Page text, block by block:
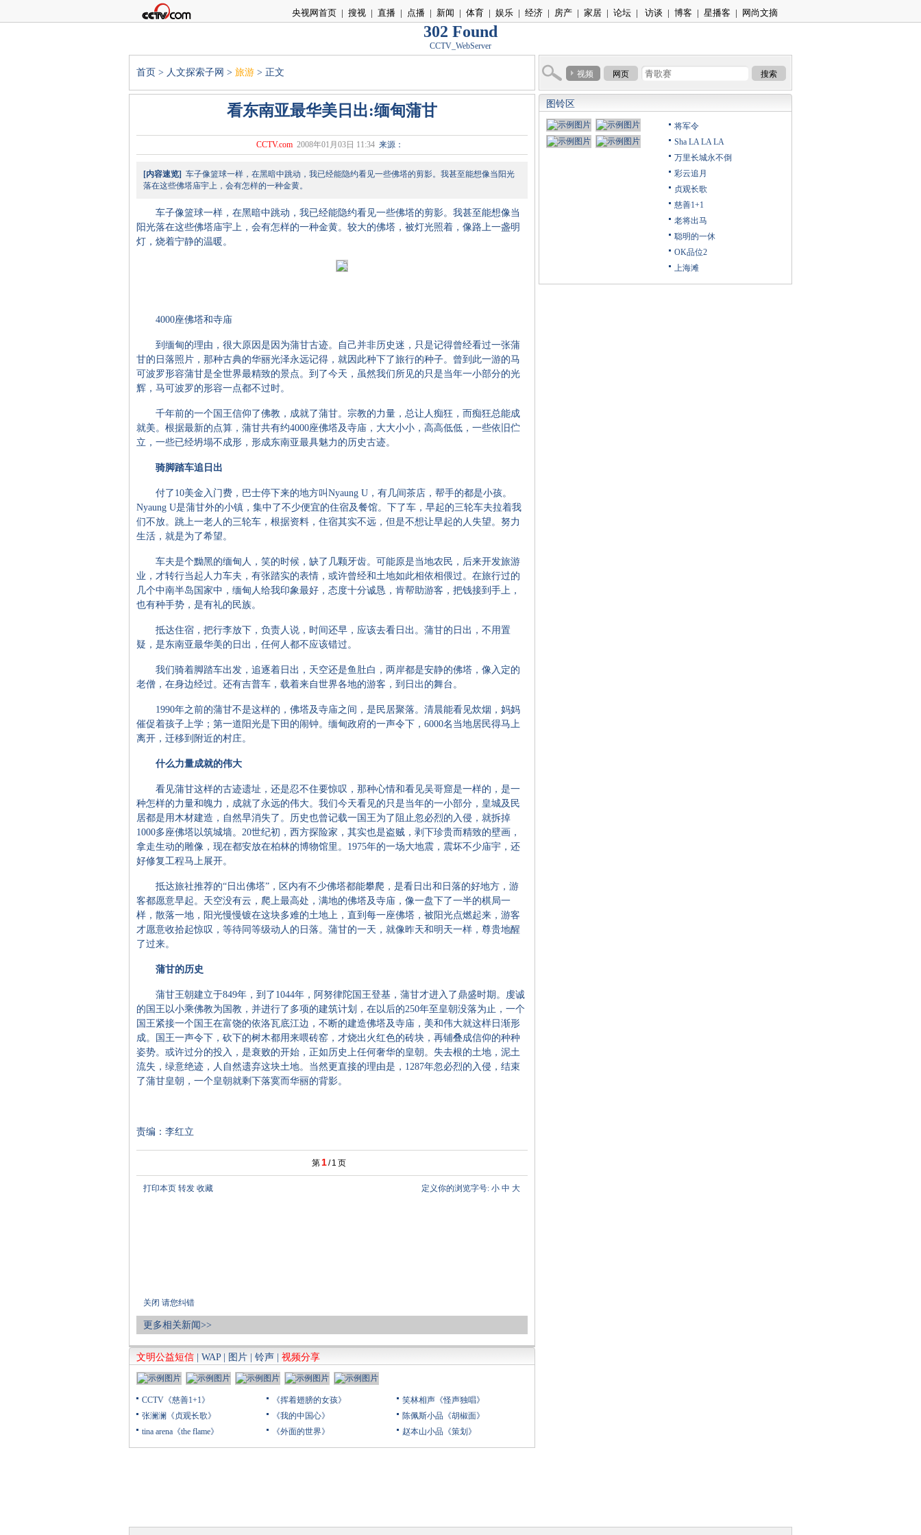
央视网首页 | 搜视 | 直播 | 点播 | 新闻 | 体育 | 娱乐 | 经济 | 房产 | 家居 | 论坛 | 访谈 | 博客 | 星播客 | 网尚文摘
302 Found
CCTV_WebServer
首页 > 人文探索子网 > 旅游 > 正文 视频 网页 搜索
看东南亚最华美日出:缅甸蒲甘
CCTV.com 2008年01月03日 11:34 来源：
[内容速览] 车子像篮球一样，在黑暗中跳动，我已经能隐约看见一些佛塔的剪影。我甚至能想像当阳光
落在这些佛塔庙宇上，会有怎样的一种金黄。
车子像篮球一样，在黑暗中跳动，我已经能隐约看见一些佛塔的剪影。我甚至能想像当
阳光落在这些佛塔庙宇上，会有怎样的一种金黄。较大的佛塔，被灯光照着，像路上一盏明
灯，烧着宁静的温暖。
4000座佛塔和寺庙
到缅甸的理由，很大原因是因为蒲甘古迹。自己并非历史迷，只是记得曾经看过一张蒲
甘的日落照片，那种古典的华丽光泽永远记得，就因此种下了旅行的种子。曾到此一游的马
可波罗形容蒲甘是全世界最精致的景点。到了今天，虽然我们所见的只是当年一小部分的光
辉，马可波罗的形容一点都不过时。
千年前的一个国王信仰了佛教，成就了蒲甘。宗教的力量，总让人痴狂，而痴狂总能成
就美。根据最新的点算，蒲甘共有约4000座佛塔及寺庙，大大小小，高高低低，一些依旧伫
立，一些已经坍塌不成形，形成东南亚最具魅力的历史古迹。
骑脚踏车追日出
付了10美金入门费，巴士停下来的地方叫Nyaung U，有几间茶店，帮手的都是小孩。
Nyaung U是蒲甘外的小镇，集中了不少便宜的住宿及餐馆。下了车，早起的三轮车夫拉着我
们不放。跳上一老人的三轮车，根据资料，住宿其实不远，但是不想让早起的人失望。努力
生活，就是为了希望。
车夫是个黝黑的缅甸人，笑的时候，缺了几颗牙齿。可能原是当地农民，后来开发旅游
业，才转行当起人力车夫，有张踏实的表情，或许曾经和土地如此相依相偎过。在旅行过的
几个中南半岛国家中，缅甸人给我印象最好，态度十分诚恳，肯帮助游客，把钱接到手上，
也有种手势，是有礼的民族。
抵达住宿，把行李放下，负责人说，时间还早，应该去看日出。蒲甘的日出，不用置
疑，是东南亚最华美的日出，任何人都不应该错过。
我们骑着脚踏车出发，追逐着日出，天空还是鱼肚白，两岸都是安静的佛塔，像入定的
老僧，在身边经过。还有吉普车，载着来自世界各地的游客，到日出的舞台。
1990年之前的蒲甘不是这样的，佛塔及寺庙之间，是民居聚落。清晨能看见炊烟，妈妈
催促着孩子上学；第一道阳光是下田的闹钟。缅甸政府的一声令下，6000名当地居民得马上
离开，迁移到附近的村庄。
什么力量成就的伟大
看见蒲甘这样的古迹遗址，还是忍不住要惊叹，那种心情和看见吴哥窟是一样的，是一
种怎样的力量和魄力，成就了永远的伟大。我们今天看见的只是当年的一小部分，皇城及民
居都是用木材建造，自然早消失了。历史也曾记载一国王为了阻止忽必烈的入侵，就拆掉
1000多座佛塔以筑城墙。20世纪初，西方探险家，其实也是盗贼，剥下珍贵而精致的壁画，
拿走生动的雕像，现在都安放在柏林的博物馆里。1975年的一场大地震，震坏不少庙宇，还
好修复工程马上展开。
抵达旅社推荐的“日出佛塔”，区内有不少佛塔都能攀爬，是看日出和日落的好地方，游
客都愿意早起。天空没有云，爬上最高处，满地的佛塔及寺庙，像一盘下了一半的棋局一
样，散落一地，阳光慢慢镀在这块多难的土地上，直到每一座佛塔，被阳光点燃起来，游客
才愿意收拾起惊叹，等待同等级动人的日落。蒲甘的一天，就像昨天和明天一样，尊贵地醒
了过来。
蒲甘的历史
蒲甘王朝建立于849年，到了1044年，阿努律陀国王登基，蒲甘才进入了鼎盛时期。虔诚
的国王以小乘佛教为国教，并进行了多项的建筑计划，在以后的250年至皇朝没落为止，一个
国王紧接一个国王在富饶的依洛瓦底江边，不断的建造佛塔及寺庙，美和伟大就这样日渐形
成。国王一声令下，砍下的树木都用来喂砖窑，才烧出火红色的砖块，再铺叠成信仰的种种
姿势。或许过分的投入，是衰败的开始，正如历史上任何奢华的皇朝。失去根的土地，泥土
流失，绿意绝迹，人自然遗弃这块土地。当然更直接的理由是，1287年忽必烈的入侵，结束
了蒲甘皇朝，一个皇朝就剩下落寞而华丽的背影。
责编：李红立
第 1/ 1 页
打印本页 转发 收藏
关闭 请您纠错
定义你的浏览字号: 小 中 大
更多相关新闻>>
文明公益短信 WAP| 图片 铃声 视频分享
CCTV《慈善1+1》
张澜澜《贞观长歌》
tina arena《the flame》
《挥着翅膀的女孩》
《我的中国心》
《外面的世界》
笑林相声《怪声独唱》
陈佩斯小品《胡椒面》
赵本山小品《策划》
图铃区
将军令
Sha LA LA LA
万里长城永不倒
彩云追月
贞观长歌
慈善1+1
老将出马
聪明的一休
OK品位2
上海滩